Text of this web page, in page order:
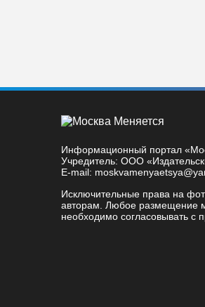
Информационный портал
Учредитель: ООО
E-mail:
Исключительные права на
авторам. Любое размещение
необходимо согласовывать с